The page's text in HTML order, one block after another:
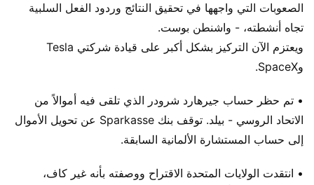
الصعوبات التي واجهها في تحقيق النتائج وردود الفعل السلبية
تجاه أنشطته، - واشنطن بوست.
ويعتزم الآن التركيز بشكل أكبر على قيادة شركتي Tesla
وSpaceX.
• تم حظر حساب جيرهارد شرودر الذي تلقى فيه أموالاً من
الاتحاد الروسي - بيلد. توقف بنك Sparkasse عن تحويل الأموال
إلى حساب المستشارة الألمانية السابقة.
• انتقدت الولايات المتحدة الاقتراح ووصفته بأنه غير كاف،